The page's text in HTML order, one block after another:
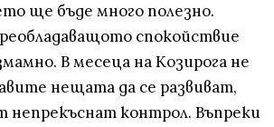
ще бъде много полезно.
спокойствие
В месеца на Козирога не
нещата да се развиват,
непрекъснат контрол. Въпреки